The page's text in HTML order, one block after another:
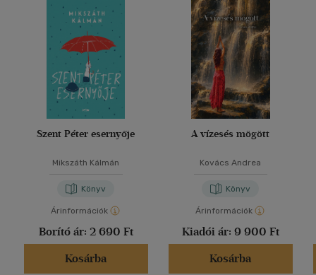
Szent Péter esernyője
Mikszáth Kálmán
Könyv
Árinformációk
Borító ár: 2 690 Ft
Kosárba
A vízesés mögött
Kovács Andrea
Könyv
Árinformációk
Kiadói ár: 9 900 Ft
Kosárba